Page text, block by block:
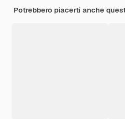
Potrebbero piacerti anche